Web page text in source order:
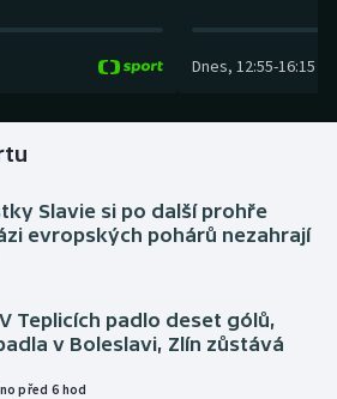
Dnes, 12:55-16:15
Slavie si po další prohře
evropských pohárů nezahrají
V Teplicích padlo deset gólů,
v Boleslavi, Zlín zůstává
před 6 hod